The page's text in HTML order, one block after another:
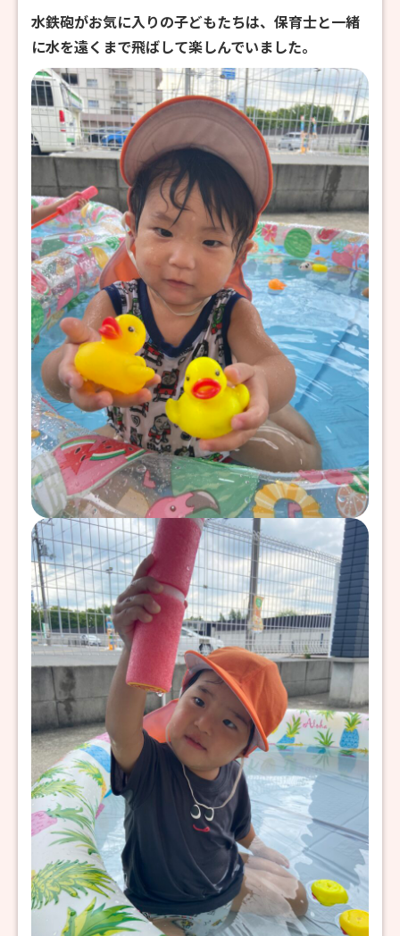
水鉄砲がお気に入りの子どもたちは、保育士と一緒
に水を遠くまで飛ばして楽しんでいました。